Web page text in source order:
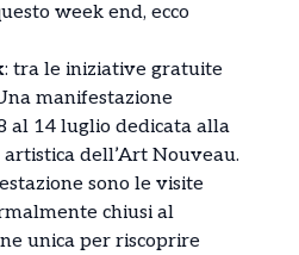
week end, ecco
: tra le iniziative gratuite
manifestazione
al 14 luglio dedicata alla
dell’Art Nouveau.
sono le visite
chiusi al
unica per riscoprire